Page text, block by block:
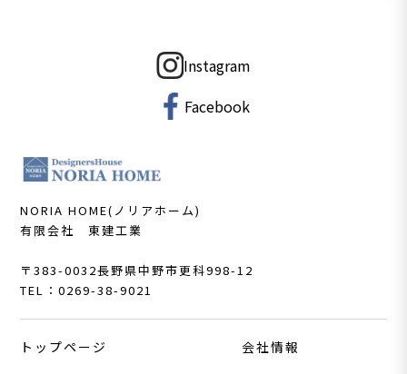
Instagram
Facebook
NORIA HOME(ノリアホーム)
有限会社 東建工業
〒383-0032長野県中野市更科998-12
TEL：0269-38-9021
トップページ 会社情報